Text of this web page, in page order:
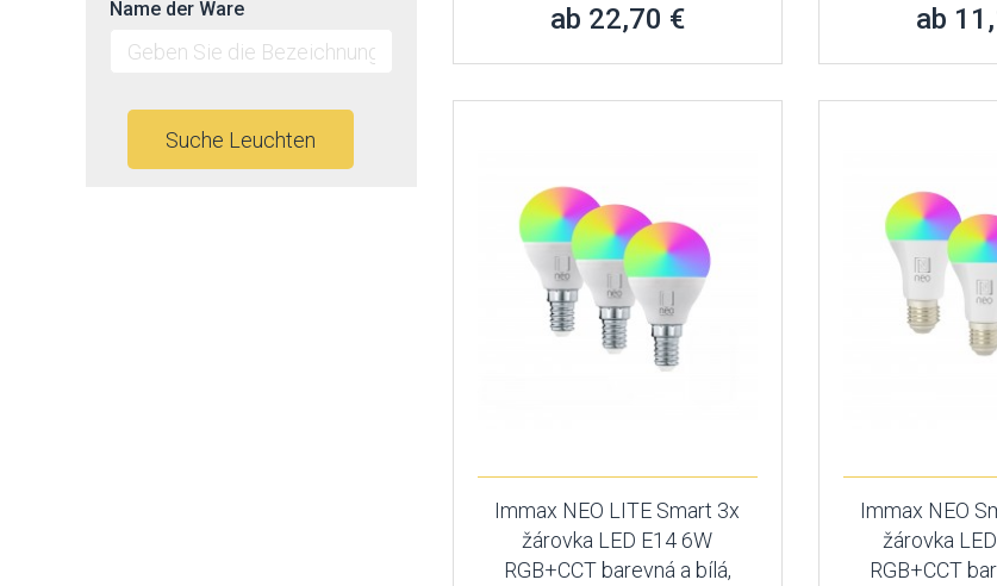
ab 22,70 € ab
Immax NEO LITE Smart 3x
žárovka LED E14 6W
RGB+CCT barevná a bílá,
Immax NEO
žárovka
RGB+CCT
Name der Ware
Suche Leuchten